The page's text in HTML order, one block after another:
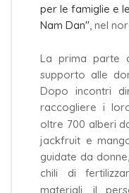
per le famiglie e
Nam Dan", nel
La prima parte
supporto alle
Dopo incontri
raccogliere i
oltre 700 alberi
jackfruit e
guidate da
chili di
materiali, il